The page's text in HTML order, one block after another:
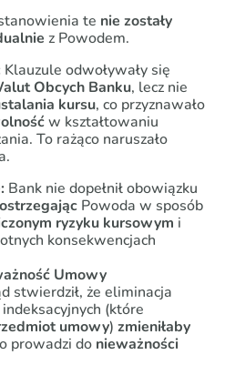
te nie zostały
z Powodem.
Klauzule odwoływały się
Obcych Banku, lecz nie
kursu, co przyznawało
w kształtowaniu
To rażąco naruszało
Bank nie dopełnił obowiązku
Powoda w sposób
ryzyku kursowym i
konsekwencjach
Umowy
stwierdził, że eliminacja
(które
umowy)zmieniłaby
prowadzi do nieważności